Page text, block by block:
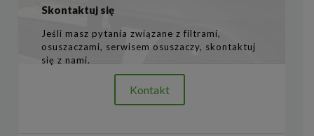
Skontaktuj się
Jeśli masz pytania związane z filtrami,
osuszaczami, serwisem osuszaczy, skontaktuj
się z nami.
Kontakt